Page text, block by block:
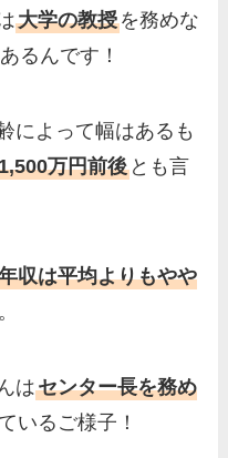
大学の教授を務めな
るんです！
によって幅はあるも
万円前後 とも言
収は平均よりもやや
はセンター長を務め
いるご様子！